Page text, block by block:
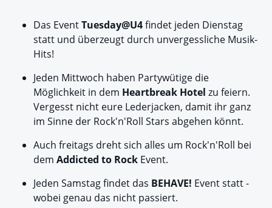
Das EventTuesday@U4findet jeden Dienstag
statt und überzeugt durch unvergessliche Musik-
Hits!
Jeden Mittwoch haben Partywütige die
Möglichkeit in dem Heartbreak Hotel zu feiern.
Vergesst nicht eure Lederjacken, damit ihr ganz
im Sinne der Rock'n'Roll Stars abgehen könnt.
Auch freitags dreht sich alles um Rock'n'Roll bei
dem Addicted to Rock Event.
Jeden Samstag findet das BEHAVE! Event statt -
wobei genau das nicht passiert.